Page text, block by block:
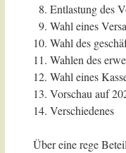
Entlastung des
Wahl eines
Wahl des
Wahlen des
Wahl eines
Vorschau auf
Verschiedenes
Über eine rege